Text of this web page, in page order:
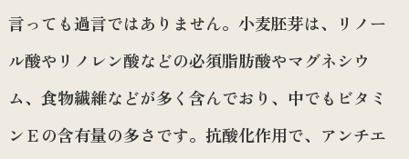
言っても過言ではありません。小麦胚芽は、リノー
ル酸やリノレン酸などの必須脂肪酸やマグネシウ
ム、食物繊維などが多く含んでおり、中でもビタミ
ンＥの含有量の多さです。抗酸化作用で、アンチエ